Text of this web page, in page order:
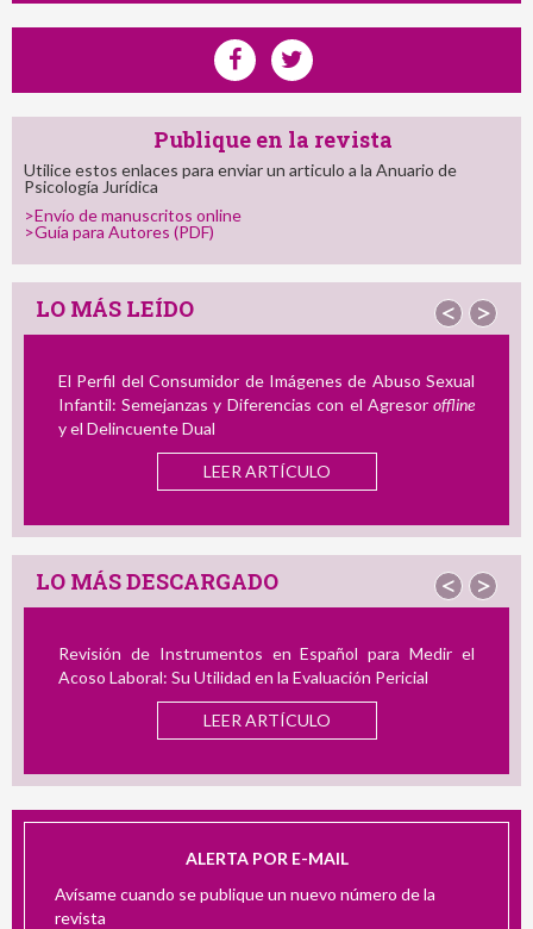
Publique en la revista
Utilice estos enlaces para enviar un articulo a la Anuario de
Psicología Jurídica
>Envío de manuscritos online
>Guía para Autores (PDF)
LO MÁS LEÍDO < >
El Perfil del Consumidor de Imágenes de Abuso Sexual
Infantil: Semejanzas y Diferencias con el Agresoroffline
y el Delincuente Dual
LEER ARTÍCULO
LO MÁS DESCARGADO < >
Revisión de Instrumentos en Español para Medir el
Acoso Laboral: Su Utilidad en la Evaluación Pericial
LEER ARTÍCULO
ALERTA POR E-MAIL
Avísame cuando se publique un nuevo número de la
revista